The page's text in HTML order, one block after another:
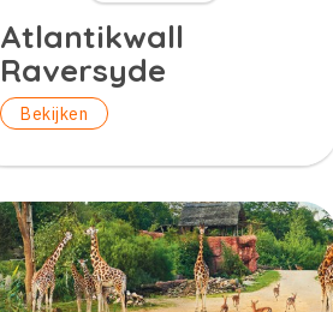
Atlantikwall
Raversyde
Bekijken